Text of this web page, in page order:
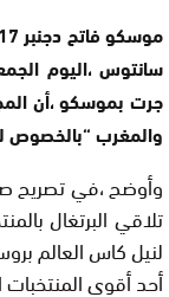
سانتوس ،اليوم
جرت بموسكو ،أن
والمغرب “بالخصوص
وأوضح ،في تصريح
تلاقي البرتغال
لنيل كاس العالم
أحد أقوى